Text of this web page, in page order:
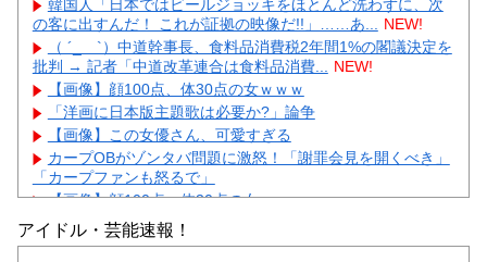
韓国人「日本ではビールジョッキをほとんど洗わずに、次
の客に出すんだ！ これが証拠の映像だ!!」……あ...
NEW!
（ ´_ゝ`）中道幹事長、食料品消費税2年間1%の閣議決定を
批判 → 記者「中道改革連合は食料品消費...
NEW!
【画像】顔100点、体30点の女ｗｗｗ
「洋画に日本版主題歌は必要か?」論争
【画像】この女優さん、可愛すぎる
カープOBがゾンタバ問題に激怒！「謝罪会見を開くべき」
「カープファンも怒るで」
【画像】顔100点、体30点の女ｗｗｗ
アイドル・芸能速報！